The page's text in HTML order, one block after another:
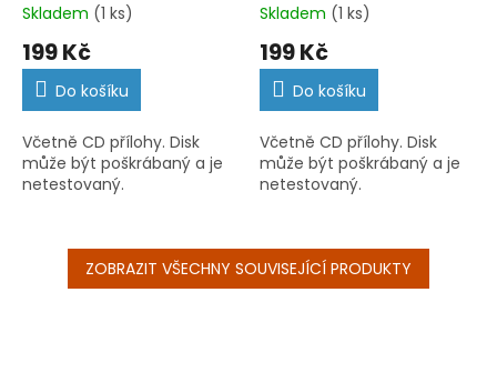
Skladem (1 ks)
199 Kč
Do košíku
Včetně CD přílohy. Disk
může být poškrábaný a je
netestovaný.
Skladem (1 ks)
199 Kč
Do košíku
Včetně CD přílohy. Disk
může být poškrábaný a je
netestovaný.
ZOBRAZIT VŠECHNY SOUVISEJÍCÍ PRODUKTY